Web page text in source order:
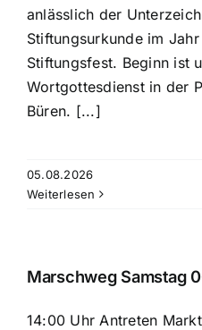
Historisches
Galerie
anlässlich der
Stiftungsurkunde im
Stiftungsfest. Beginn ist
Wortgottesdienst in der
Büren. [...]
05.08.2026
Weiterlesen
Marschweg Samstag
14:00 Uhr Antreten